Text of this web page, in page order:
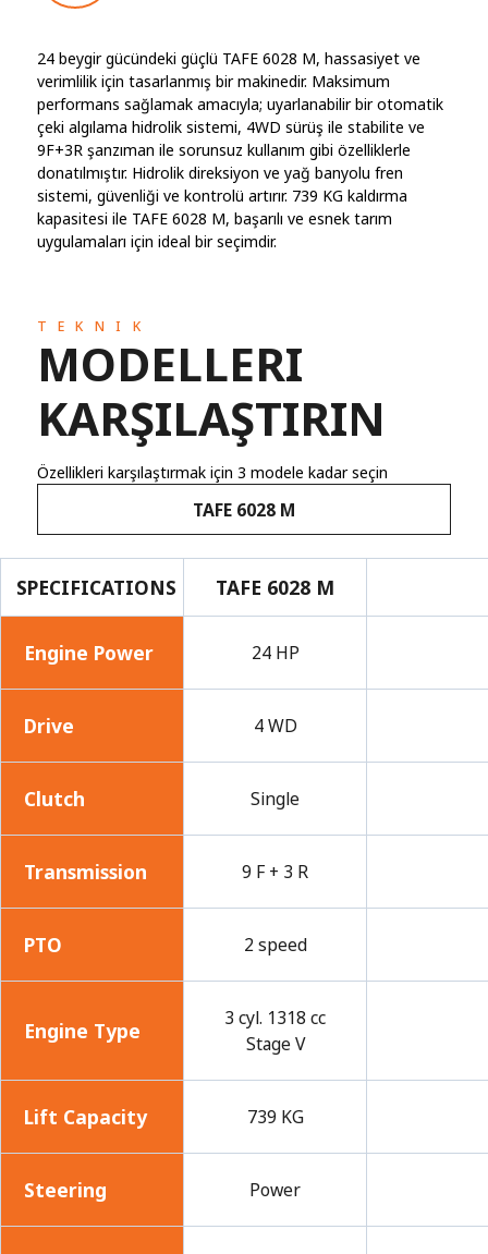
24 beygir gücündeki güçlü TAFE 6028 M, hassasiyet ve
verimlilik için tasarlanmış bir makinedir. Maksimum
performans sağlamak amacıyla; uyarlanabilir bir otomatik
çeki algılama hidrolik sistemi, 4WD sürüş ile stabilite ve
9F+3R şanzıman ile sorunsuz kullanım gibi özelliklerle
donatılmıştır. Hidrolik direksiyon ve yağ banyolu fren
sistemi, güvenliği ve kontrolü artırır. 739 KG kaldırma
kapasitesi ile TAFE 6028 M, başarılı ve esnek tarım
uygulamaları için ideal bir seçimdir.
TEKNIK
MODELLERI
KARŞILAŞTIRIN
Özellikleri karşılaştırmak için 3 modele kadar seçin
TAFE 6028 M
SPECIFICATIONS TAFE 6028 M
Engine Power 24 HP
Drive 4 WD
Clutch Single
Transmission 9 F + 3 R
PTO 2 speed
Engine Type
3 cyl. 1318 cc
Stage V
Lift Capacity 739 KG
Steering Power